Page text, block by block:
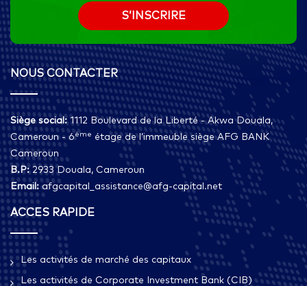
NOUS CONTACTER
Siège social:1112 Boulevard de la Liberté - Akwa Douala,
Cameroun - 6ème étage de l’immeuble siège AFG BANK
Cameroun
B.P:2933 Douala, Cameroun
Email: afgcapital_assistance@afg-capital.net
ACCES RAPIDE
Les activités de marché des capitaux
Les activités de Corporate Investment Bank (CIB)